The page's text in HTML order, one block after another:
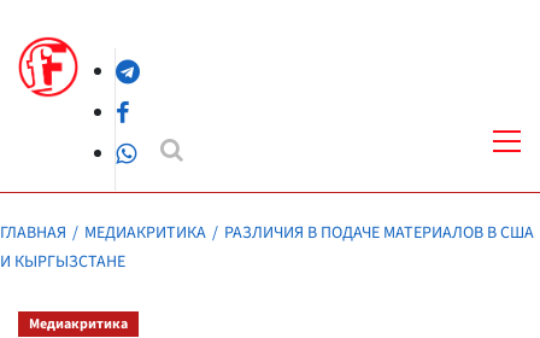
содержимомуTelegram
Facebook
WhatsApp
ГЛАВНАЯ МЕДИАКРИТИКА
РАЗЛИЧИЯ В ПОДАЧЕ МАТЕРИАЛОВ В США
И КЫРГЫЗСТАНЕ
Медиакритика